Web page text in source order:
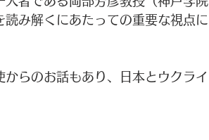
み解くにあたっての重要な視点に
らのお話もあり、日本とウクライ